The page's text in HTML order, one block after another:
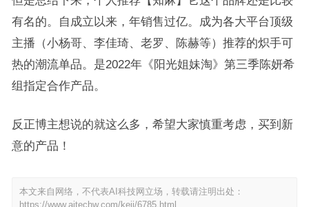
有名的。自成立以来，年销售过亿。成为各大平台顶级
主播（小杨哥、李佳琦、老罗、陈赫等）推荐的炽手可
热的潮流单品。是2022年《阳光姐妹淘》第三季陈妍希
组指定合作产品。
反正博主想说的就这么多，希望大家慎重考虑，买到新
意的产品！
本文来自网络，不代表AI科技网立场，转载请注明出处：
https://www.aitechw.com/keji/6785.html